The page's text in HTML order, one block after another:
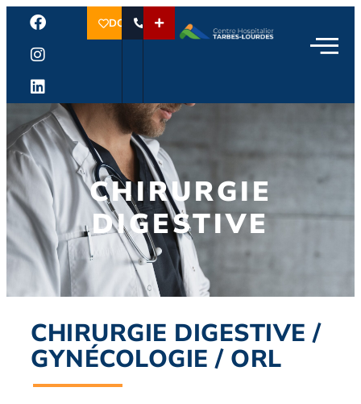
DON
CHIRURGIE
DIGESTIVE
CHIRURGIE DIGESTIVE /
GYNÉCOLOGIE / ORL